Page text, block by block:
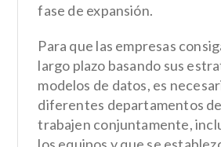
fase de expansión.
Para que las empresas
largo plazo basando sus
modelos de datos, es
diferentes departamentos
trabajen conjuntamente,